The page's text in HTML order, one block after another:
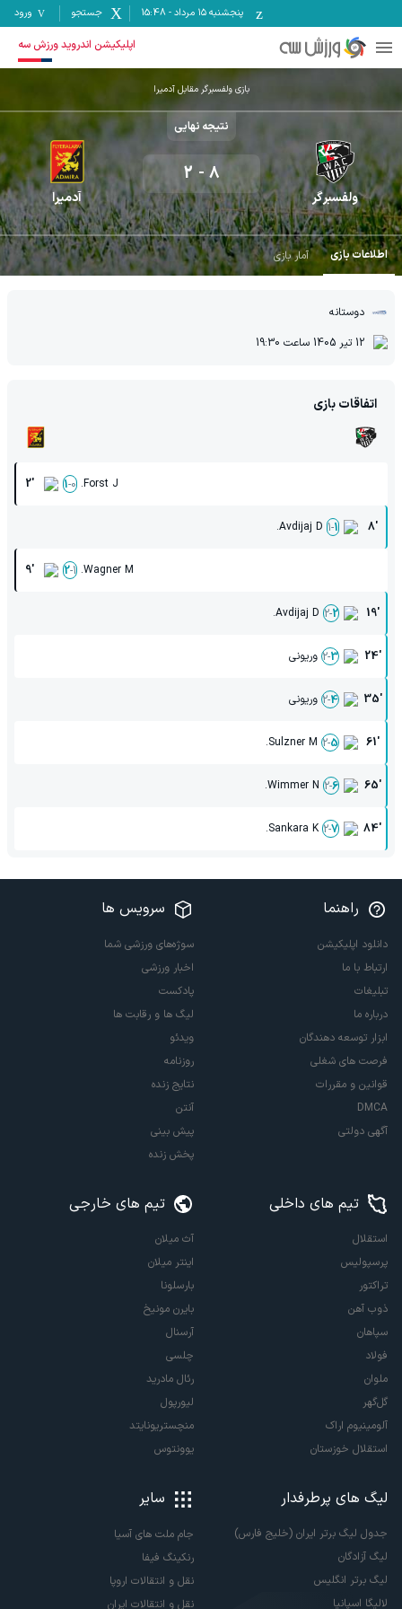
پنجشنبه ۱۵ مرداد -
15:48 جستجو ورود
اپلیکیشن اندروید ورزش سه
بازی ولفسبرگر مقابل آدمیرا
نتیجه نهایی
ولفسبرگر
8
-
2
آدمیرا
اطلاعات بازی آمار بازی
دوستانه
12 تیر 1405
ساعت 19:30
اتفاقات بازی
2' 0
-
1 Forst J.
8'
1
-
1
Avdijaj D.
9' 1
-
2 Wagner M.
19'
2
-
2
Avdijaj D.
24'
3
-
2 وریونی
35'
4
-
2 وریونی
61'
5
-
2
Sulzner M.
65'
6
-
2
Wimmer N.
84'
7
-
2
Sankara K.
راهنما
دانلود اپلیکیشن
ارتباط با ما
تبلیغات
درباره ما
ابزار توسعه دهندگان
فرصت های شغلی
قوانین و مقررات
DMCA
آگهی دولتی
سرویس ها
سوژه‌های ورزشی شما
اخبار ورزشی
پادکست
لیگ ها و رقابت ها
ویدئو
روزنامه
نتایج زنده
آنتن
پیش بینی
پخش زنده
تیم های داخلی
استقلال
پرسپولیس
تراکتور
ذوب آهن
سپاهان
فولاد
ملوان
گل‌گهر
آلومینیوم اراک
استقلال خوزستان
تیم های خارجی
آث میلان
اینتر میلان
بارسلونا
بایرن مونیخ
آرسنال
چلسی
رئال مادرید
لیورپول
منچستریونایتد
یوونتوس
لیگ های پرطرفدار
جدول لیگ برتر ایران (خلیج فارس)
لیگ آزادگان
لیگ برتر انگلیس
لالیگا اسپانیا
سایر
جام ملت های آسیا
رنکینگ فیفا
نقل و انتقالات اروپا
نقل و انتقالات ایران